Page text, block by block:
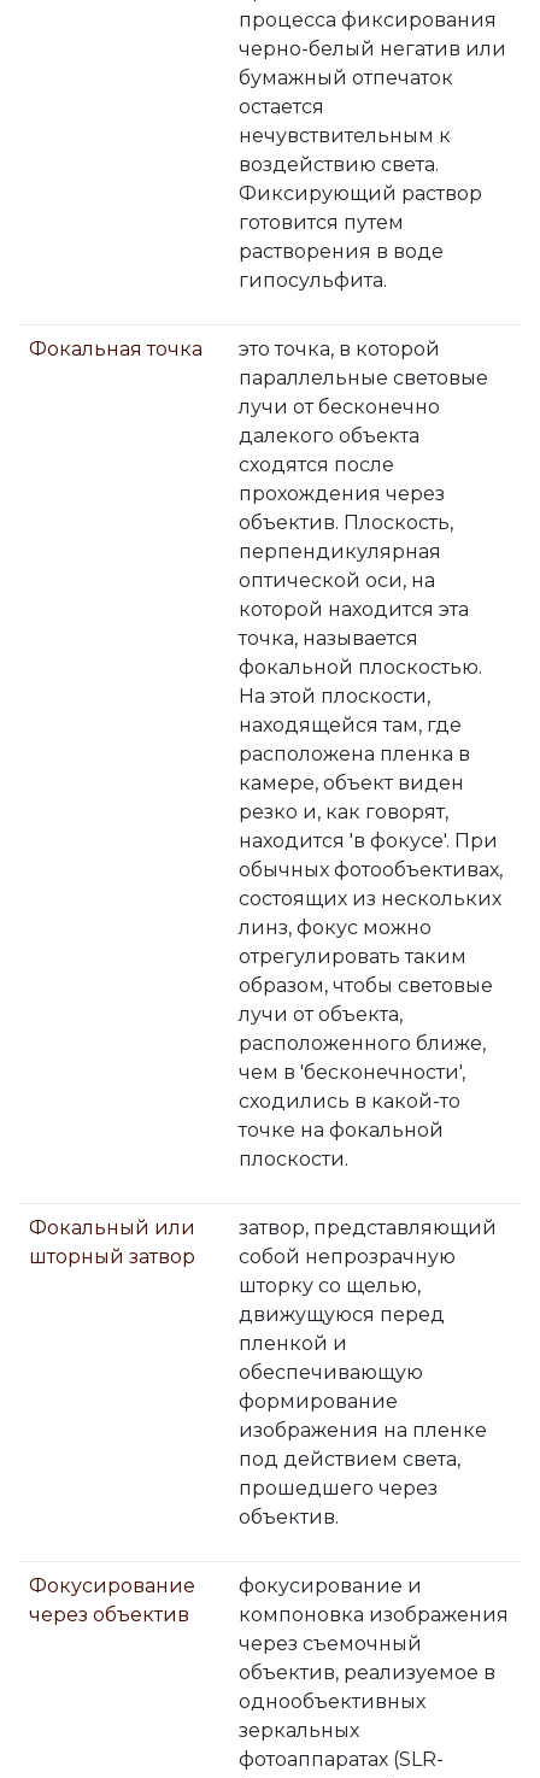
процесса фиксирования
черно-белый негатив или
бумажный отпечаток
остается
нечувствительным к
воздействию света.
Фиксирующий раствор
готовится путем
растворения в воде
гипосульфита.
Фокальная точка
это точка, в которой
параллельные световые
лучи от бесконечно
далекого объекта
сходятся после
прохождения через
объектив. Плоскость,
перпендикулярная
оптической оси, на
которой находится эта
точка, называется
фокальной плоскостью.
На этой плоскости,
находящейся там, где
расположена пленка в
камере, объект виден
резко и, как говорят,
находится 'в фокусе'. При
обычных фотообъективах,
состоящих из нескольких
линз, фокус можно
отрегулировать таким
образом, чтобы световые
лучи от объекта,
расположенного ближе,
чем в 'бесконечности',
сходились в какой-то
точке на фокальной
плоскости.
Фокальный или
шторный затвор
затвор, представляющий
собой непрозрачную
шторку со щелью,
движущуюся перед
пленкой и
обеспечивающую
формирование
изображения на пленке
под действием света,
прошедшего через
объектив.
Фокусирование
через объектив
фокусирование и
компоновка изображения
через съемочный
объектив, реализуемое в
однообъективных
зеркальных
фотоаппаратах (SLR-